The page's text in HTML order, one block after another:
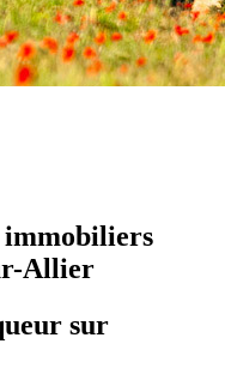
immobiliers
Allier
sur